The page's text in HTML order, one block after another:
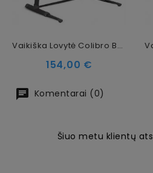
Vaikiška Lovytė Colibro Byside Taupe
Kaina
154,00 €
Komentarai (0)
Šiuo metu klientų